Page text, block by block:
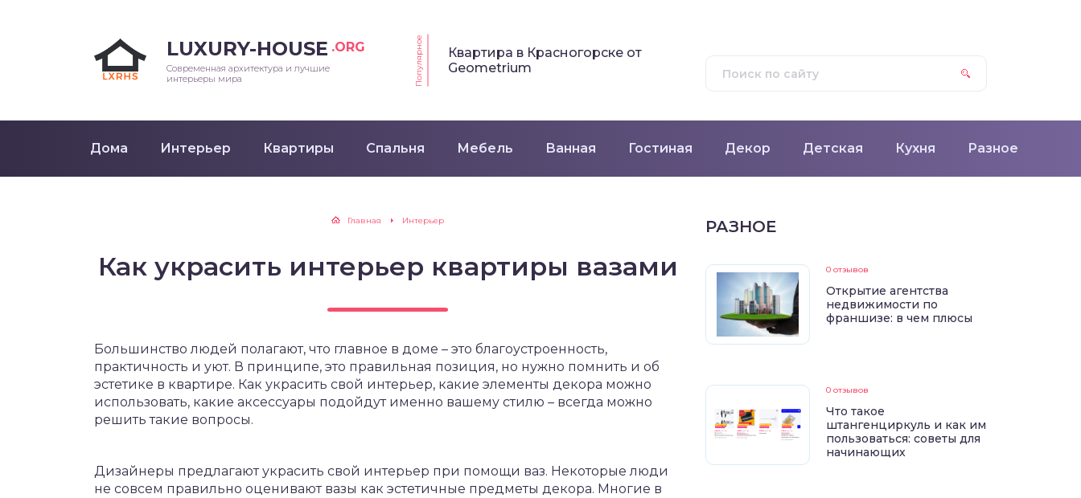
LUXURY-HOUSE .ORG
Современная архитектура и лучшие
интерьеры мира
Популярное
Квартира в Красногорске от
Geometrium
Дома Интерьер Квартиры Спальня Мебель Ванная Гостиная Декор Детская Кухня Разное
Главная Интерьер
Как украсить интерьер квартиры вазами
Большинство людей полагают, что главное в доме – это благоустроенность,
практичность и уют. В принципе, это правильная позиция, но нужно помнить и об
эстетике в квартире. Как украсить свой интерьер, какие элементы декора можно
использовать, какие аксессуары подойдут именно вашему стилю – всегда можно
решить такие вопросы.
Дизайнеры предлагают украсить свой интерьер при помощи ваз. Некоторые люди
не совсем правильно оценивают вазы как эстетичные предметы декора. Многие в
РАЗНОЕ
0 отзывов
Открытие агентства
недвижимости по
франшизе: в чем плюсы
0 отзывов
Что такое
штангенциркуль и как им
пользоваться: советы для
начинающих